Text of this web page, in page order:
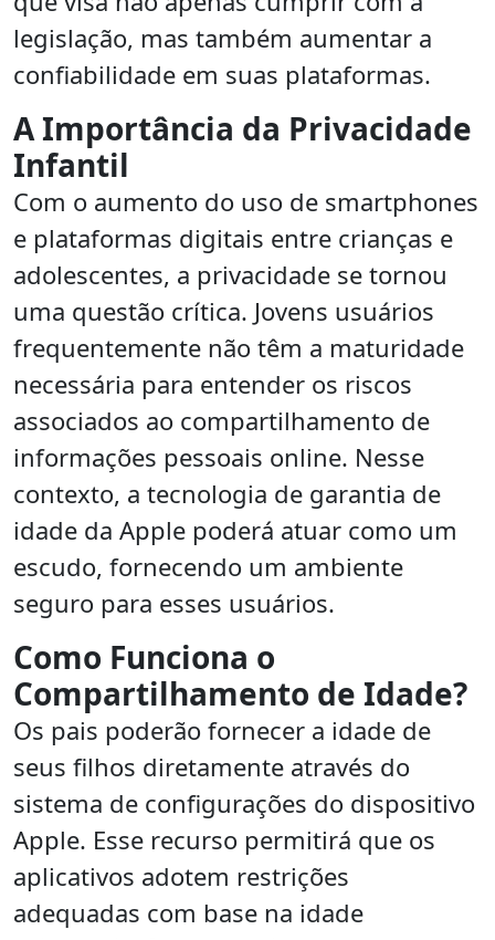
legislação, mas também aumentar a
confiabilidade em suas plataformas.
A Importância da Privacidade
Infantil
Com o aumento do uso de smartphones
e plataformas digitais entre crianças e
adolescentes, a privacidade se tornou
uma questão crítica. Jovens usuários
frequentemente não têm a maturidade
necessária para entender os riscos
associados ao compartilhamento de
informações pessoais online. Nesse
contexto, a tecnologia de garantia de
idade da Apple poderá atuar como um
escudo, fornecendo um ambiente
seguro para esses usuários.
Como Funciona o
Compartilhamento de Idade?
Os pais poderão fornecer a idade de
seus filhos diretamente através do
sistema de configurações do dispositivo
Apple. Esse recurso permitirá que os
aplicativos adotem restrições
adequadas com base na idade